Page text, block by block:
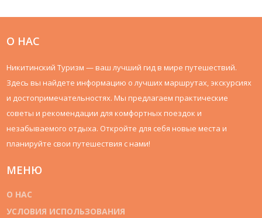
О НАС
Никитинский Туризм — ваш лучший гид в мире путешествий.
Здесь вы найдете информацию о лучших маршрутах, экскурсиях
и достопримечательностях. Мы предлагаем практические
советы и рекомендации для комфортных поездок и
незабываемого отдыха. Откройте для себя новые места и
планируйте свои путешествия с нами!
МЕНЮ
О НАС
УСЛОВИЯ ИСПОЛЬЗОВАНИЯ